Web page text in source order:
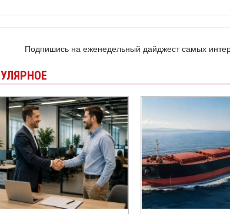
Подпишись на еженедельный дайджест самых